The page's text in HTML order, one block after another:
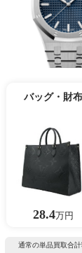
バッグ・財布
28.4万円
通常の単品買取合